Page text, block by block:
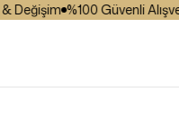
%100 Güvenli Alışveriş